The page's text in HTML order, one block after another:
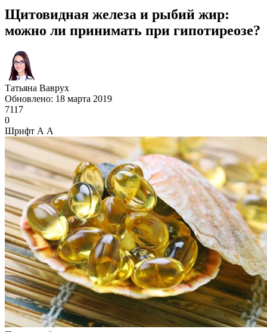
Щитовидная железа и рыбий жир:
можно ли принимать при гипотиреозе?
Татьяна Ваврух
Обновлено: 18 марта 2019
7117
0
Шрифт А А